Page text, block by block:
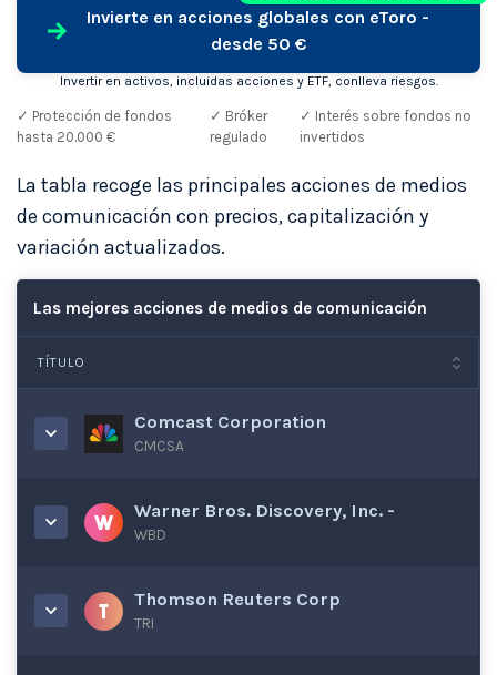
Invierte en acciones globales con eToro -
desde 50 €
Invertir en activos, incluidas acciones y ETF, conlleva riesgos.
✓ Protección de fondos
hasta 20.000 €
✓ Bróker
regulado
✓ Interés sobre fondos no
invertidos
La tabla recoge las principales acciones de medios
de comunicación con precios, capitalización y
variación actualizados.
Las mejores acciones de medios de comunicación
TÍTULO
Comcast Corporation
CMCSA
Warner Bros. Discovery, Inc. -
WBD
Thomson Reuters Corp
TRI